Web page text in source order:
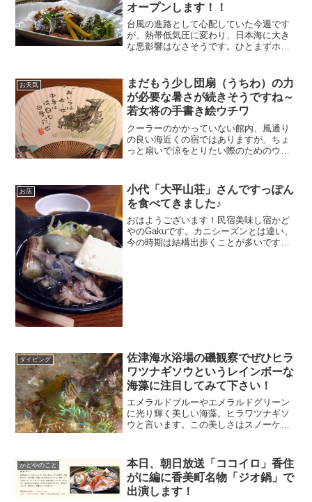
オープンします！！
台風の進路として心配していた今週です
が、熱帯低気圧に変わり、日本海に大き
な悪影響はなさそうです。ひとまずホッ
り 香美（神戸新聞より）おはようござ
います！民宿美味し宿か...
お天気
まだもう少し団扇（うちわ）の力
が必要な暑さが続きそうですね～
若女将の手書き絵ウチワ
クーラーのかかっていない館内、風通り
の良い海近くの宿ではありますが、ちょ
っと扇いで涼をとりたい際のためのウチ
す。残暑の続く間は設置していますの
で、ぜひご利用下さい。
お店
小代「大平山荘」さんですっぽん
を食べてきました♪
おはようございます！民宿美味し宿かど
やのGakuです。カニシーズンとは違い、
今の時期は結構出歩くことが多いです＾
ダイビング
佐津海水浴場の磯観察でぜひヒラ
ワツナギソウというレインボーな
海藻に注目してみて下さい！
エメラルドブルーやエメラルドグリーン
に光り輝く美しい海藻。ヒラワツナギソ
ウと言います。この美しさはスノーケリ
に多くいますので、箱メガネでも観察で
きます。海が穏やかな時にぜひ観察して
下さいね。
かどやのこと
本日、朝日放送「ココイロ」香住
がに編に香美町名物「ジオ鍋」で
出演します！